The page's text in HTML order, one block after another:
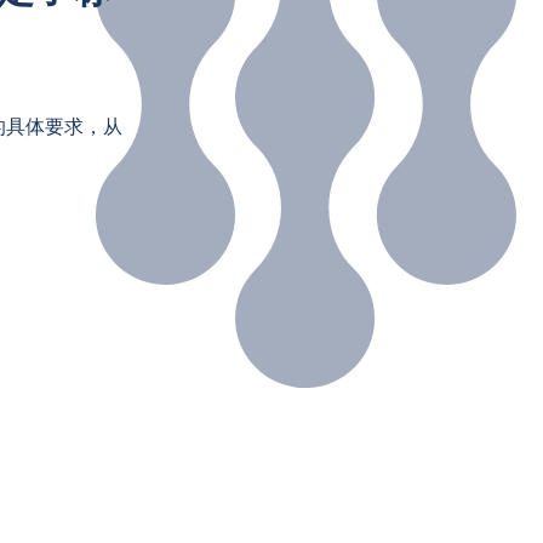
体要求，从